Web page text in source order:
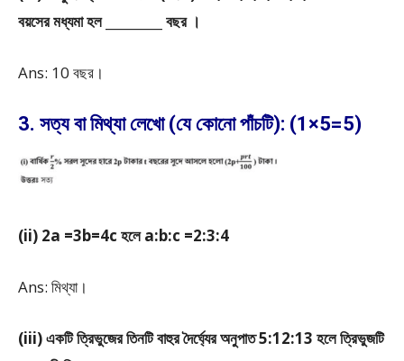
বয়সের মধ্যমা হল _________ বছর ।
Ans: 10 বছর।
3. সত্য বা মিথ্যা লেখো (যে কোনো পাঁচটি): (1×5=5)
(ii) 2a =3b=4c হলে a:b:c =2:3:4
Ans: মিথ্যা।
(iii) একটি ত্রিভুজের তিনটি বাহুর দৈর্ঘ্যের অনুপাত 5:12:13 হলে ত্রিভুজটি